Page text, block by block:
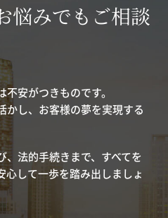
悩みでもご相談
安がつきものです。
かし、お客様の夢を実現する
法的手続きまで、すべてを
して一歩を踏み出しましょ